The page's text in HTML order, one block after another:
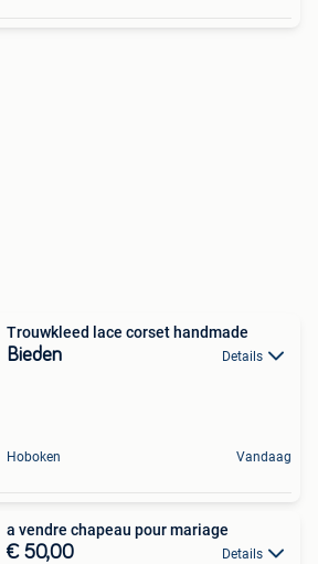
Trouwkleed lace corset handmade
Bieden Details
Hoboken Vandaag
a vendre chapeau pour mariage
€ 50,00 Details